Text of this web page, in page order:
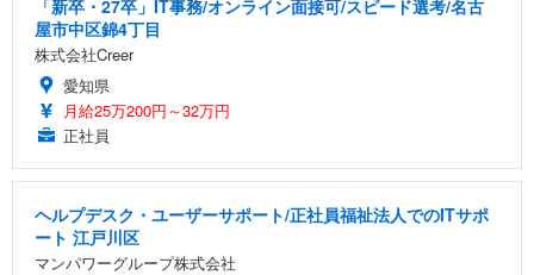
「新卒・27卒」IT事務/オンライン面接可/スピード選考/名古
屋市中区錦4丁目
株式会社Creer
愛知県
月給25万200円～32万円
正社員
ヘルプデスク・ユーザーサポート/正社員福祉法人でのITサポ
ート 江戸川区
マンパワーグループ株式会社